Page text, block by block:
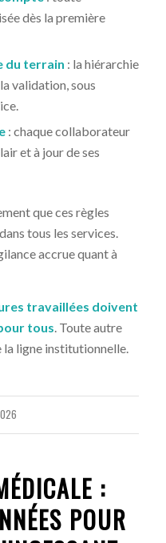
dès la première
du terrain : la hiérarchie
validation, sous
: chaque collaborateur
et à jour de ses
que ces règles
tous les services.
accrue quant à
travaillées doivent
tous. Toute autre
la ligne institutionnelle.
:
POUR